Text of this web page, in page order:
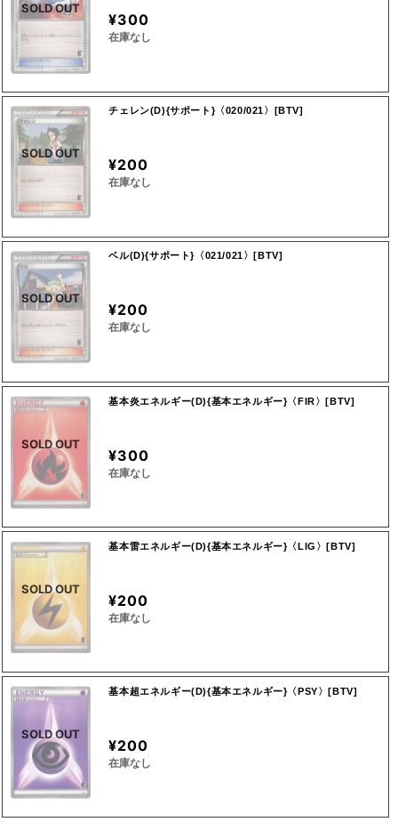
SOLD OUT
¥300
在庫なし
SOLD OUT
チェレン(D){サポート}〈020/021〉[BTV]
¥200
在庫なし
SOLD OUT
ベル(D){サポート}〈021/021〉[BTV]
¥200
在庫なし
SOLD OUT
基本炎エネルギー(D){基本エネルギー}〈FIR〉[BTV]
¥300
在庫なし
SOLD OUT
基本雷エネルギー(D){基本エネルギー}〈LIG〉[BTV]
¥200
在庫なし
SOLD OUT
基本超エネルギー(D){基本エネルギー}〈PSY〉[BTV]
¥200
在庫なし